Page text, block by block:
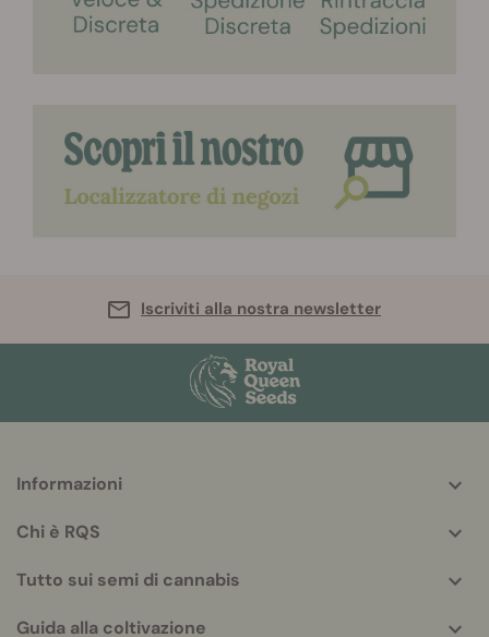
Iscriviti alla nostra newsletter
info
Informazioni
Chi è RQS
Tutto sui semi di cannabis
Guida alla coltivazione